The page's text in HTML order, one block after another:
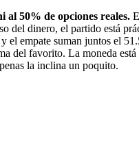
al 50% de opciones reales.
del dinero, el partido está
el empate suman juntos el
del favorito. La moneda
la inclina un poquito.